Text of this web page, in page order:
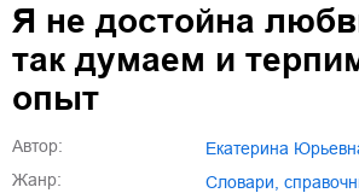
Я не достойна
так думаем и
опыт
Автор:
Екатерина
Жанр:
словари,